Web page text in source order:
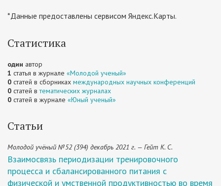
*Данные предоставлены сервисом Яндекс.Карты.
Статистика
один автор
1 статья в журнале «Молодой ученый»
0 статей в сборниках международных научных конференций
0 статей втематических журналах
0 статей в журнале «Юный ученый»
Статьи
Молодой учёный №52 (394) декабрь 2021 г. — Гейт К. С.
Взаимосвязь периодизации тренировочного
процесса и сбалансированного питания с
физической и умственной продуктивностью во время